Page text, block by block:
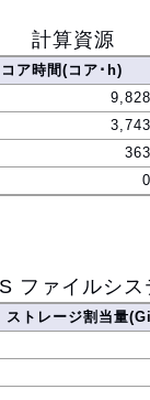
計算資源
コア時間(コア･h)
ファイルシス
ストレージ割当量